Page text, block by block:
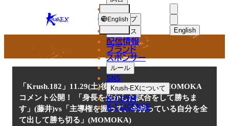
KRUSH-
EX
English
中文（简体
ショップ
ニュース
配信情報
ブランド
スポンサー
ルール
SNS
Krush-EXについて
K-1 GYM
K-1 LICENSE
English
NEWS
ニュース
「Krush.182」11.29(土)後楽園 藤井杏朱vsMOMOKA
コメント公開！ 「身長を生かした試合をして勝ちま
す」(藤井)vs「主導権を握って、今持っている自分を全
て出して勝ち切る」(MOMOKA)